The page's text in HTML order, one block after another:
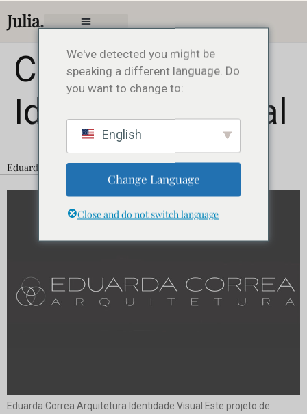
Julia.
Categoria:
Identidade Visual
Eduarda Correa Arquitetura
Eduarda Correa Arquitetura Identidade Visual Este projeto de
We've detected you might be
speaking a different language. Do
you want to change to:
English
Change Language
Close and do not switch language